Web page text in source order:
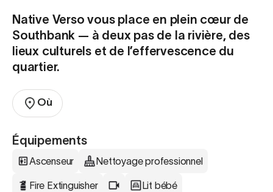
Native Verso vous place en plein cœur de
Southbank — à deux pas de la rivière, des
lieux culturels et de l’effervescence du
quartier.
Où
Équipements
Ascenseur Nettoyage professionnel
Fire Extinguisher
Lit bébé